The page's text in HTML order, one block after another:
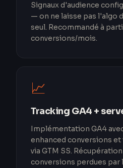
Signaux d'audience
— on ne laisse pas l'algo
seul. Recommandé à
conversions/mois.
📈
Tracking GA4 +
Implémentation GA4
enhanced conversions
via GTM SS. Récupération
conversions perdues par